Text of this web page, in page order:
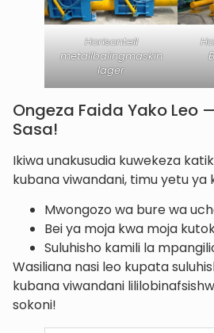
Horisontell
metallbalingmaskin
lager
Ongeza Faida Yako Leo
Sasa!
Ikiwa unakusudia kuwekeza
kubana viwandani, timu yetu ya
Mwongozo wa bure wa
Bei ya moja kwa moja
Suluhisho kamili la
Wasiliana nasi leo kupata
kubana viwandani
sokoni!